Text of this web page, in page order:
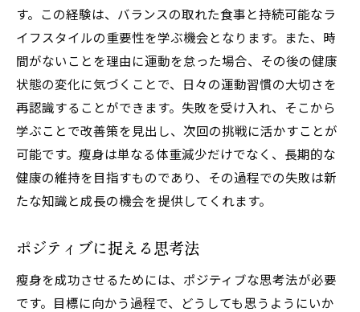
す。この経験は、バランスの取れた食事と持続可能なラ
イフスタイルの重要性を学ぶ機会となります。また、時
間がないことを理由に運動を怠った場合、その後の健康
状態の変化に気づくことで、日々の運動習慣の大切さを
再認識することができます。失敗を受け入れ、そこから
学ぶことで改善策を見出し、次回の挑戦に活かすことが
可能です。瘦身は単なる体重減少だけでなく、長期的な
健康の維持を目指すものであり、その過程での失敗は新
たな知識と成長の機会を提供してくれます。
ポジティブに捉える思考法
瘦身を成功させるためには、ポジティブな思考法が必要
です。目標に向かう過程で、どうしても思うようにいか